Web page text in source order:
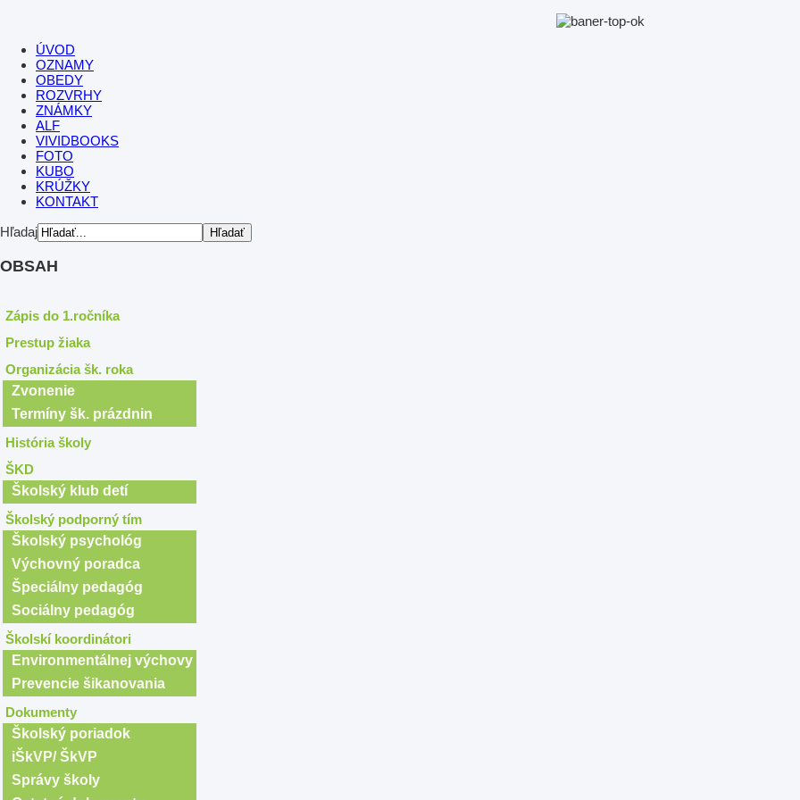
ÚVOD
OZNAMY
OBEDY
ROZVRHY
ZNÁMKY
ALF
VIVIDBOOKS
FOTO
KUBO
KRÚŽKY
KONTAKT
Hľadaj
OBSAH
Zápis do 1.ročníka
Prestup žiaka
Organizácia šk. roka
Zvonenie
Termíny šk. prázdnin
História školy
ŠKD
Školský klub detí
Školský podporný tím
Školský psychológ
Výchovný poradca
Špeciálny pedagóg
Sociálny pedagóg
Školskí koordinátori
Environmentálnej výchovy
Prevencie šikanovania
Dokumenty
Školský poriadok
iŠkVP/ ŠkVP
Správy školy